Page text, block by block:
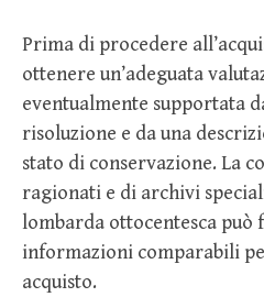
Prima di procedere
ottenere un’adeguata
eventualmente supportata
risoluzione e da una
stato di conservazione. La
ragionati e di archivi
lombarda ottocentesca può
informazioni comparabili
acquisto.